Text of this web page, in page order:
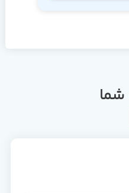
شما